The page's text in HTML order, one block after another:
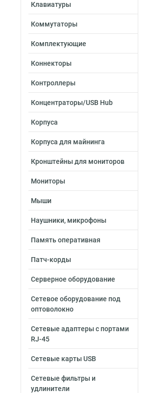
Клавиатуры
Коммутаторы
Комплектующие
Коннекторы
Контроллеры
Концентраторы/USB Hub
Корпуса
Корпуса для майнинга
Кронштейны для мониторов
Мониторы
Мыши
Наушники, микрофоны
Память оперативная
Патч-корды
Серверное оборудование
Сетевое оборудование под
оптоволокно
Сетевые адаптеры с портами
RJ-45
Сетевые карты USB
Сетевые фильтры и
удлинители